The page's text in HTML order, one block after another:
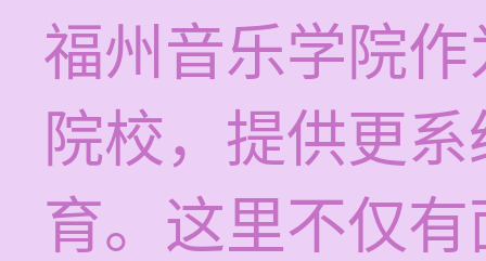
福州音乐学院
院校，提供更
育。这里不仅